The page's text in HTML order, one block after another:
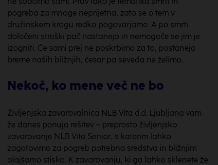
pogreba za mnoge neprijetna, zato se o tem v
družinskem krogu redko pogovarjamo. A po smrti
določeni stroški pač nastanejo in nemogoče se jim je
izogniti. Če sami prej ne poskrbimo za to, postanejo
breme naših bližnjih, česar pa seveda ne želimo.
Nekoč, ko mene več ne bo
Življenjska zavarovalnica NLB Vita d.d. Ljubljana vam
že danes ponuja rešitev − preprosto življenjsko
zavarovanje NLB Vita Senior, s katerim lahko
zagotovimo za pogreb potrebna sredstva in bližnjim
olajšamo stisko. K zavarovanju, ki ga lahko sklenete že